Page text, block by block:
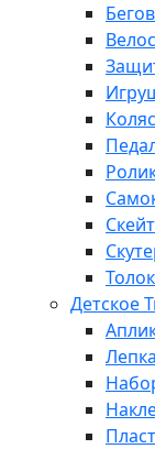
Детское
Лепка